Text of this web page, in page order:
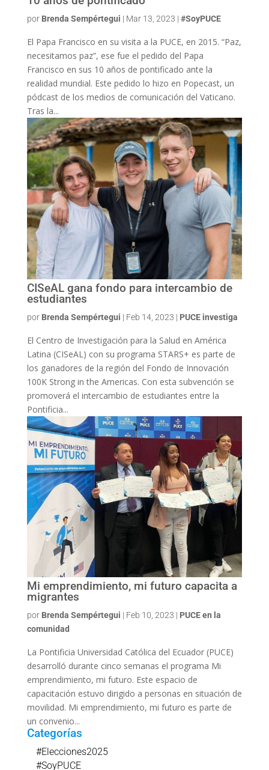
por Brenda Sempértegui | Mar 13, 2023 | #SoyPUCE
El Papa Francisco en su visita a la PUCE, en 2015. “Paz,
necesitamos paz”, ese fue el pedido del Papa
Francisco en sus 10 años de pontificado ante la
realidad mundial. Este pedido lo hizo en Popecast, un
pódcast de los medios de comunicación del Vaticano.
Tras la...
CISeAL gana fondo para intercambio de
estudiantes
por Brenda Sempértegui | Feb 14, 2023 | PUCE investiga
El Centro de Investigación para la Salud en América
Latina (CISeAL) con su programa STARS+ es parte de
los ganadores de la región del Fondo de Innovación
100K Strong in the Americas. Con esta subvención se
promoverá el intercambio de estudiantes entre la
Pontificia...
Mi emprendimiento, mi futuro capacita a
migrantes
por Brenda Sempértegui | Feb 10, 2023 | PUCE en la
comunidad
La Pontificia Universidad Católica del Ecuador (PUCE)
desarrolló durante cinco semanas el programa Mi
emprendimiento, mi futuro. Este espacio de
capacitación estuvo dirigido a personas en situación de
movilidad. Mi emprendimiento, mi futuro es parte de
un convenio...
Categorías
#Elecciones2025
#SoyPUCE